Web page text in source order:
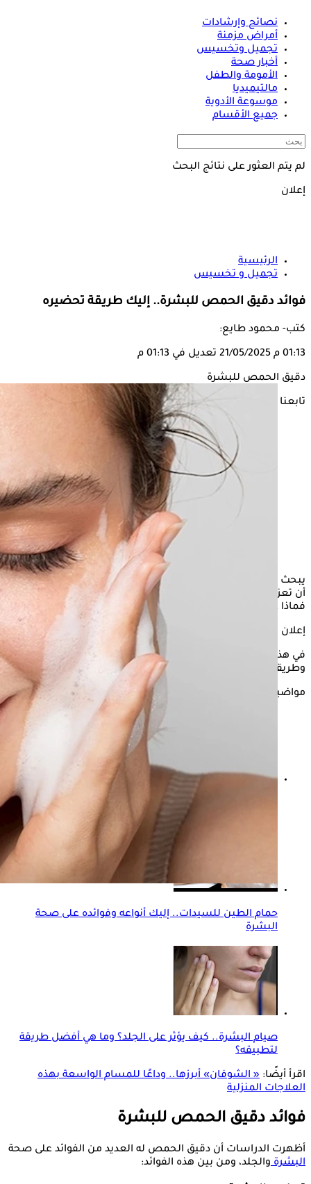
نصائح وإرشادات
أمراض مزمنة
تجميل وتخسيس
أخبار صحة
الأمومة والطفل
مالتيميديا
موسوعة الأدوية
جميع الأقسام
لم يتم العثور على نتائج البحث
إعلان
الرئيسية
تجميل و تخسيس
فوائد دقيق الحمص للبشرة.. إليك طريقة تحضيره
كتب- محمود طايع:
01:13 م 21/05/2025 تعديل في 01:13 م
دقيق الحمص للبشرة
تابعنا على
يبحث العديد من الأشخاص عن بعض الحلول المنزلية، التي يمكن
أن تعزز من صحة البشرة، ومن بين هذه الحلول هو دقيق الحمص،
فماذا عن فوائده وطريقة تحضيره.
إعلان
في هذا الشأن، يستعرض "الكونسلتو" فوائد دقيق الحمص
للبشرة
وطريقة تحضيره، وذلك وفقًا لما جاء بموقع the health site
مواضيع ذات صلة
حمام الطين للسيدات.. إليك أنواعه وفوائده على صحة
البشرة
صيام البشرة.. كيف يؤثر على الجلد؟ وما هي أفضل طريقة
لتطبيقه؟
اقرأ أيضًا: « الشوفان» أبرزها.. وداعًا للمسام الواسعة بهذه
العلاجات المنزلية
فوائد دقيق الحمص للبشرة
أظهرت الدراسات أن دقيق الحمص له العديد من الفوائد على صحة
البشرةوالجلد، ومن بين هذه الفوائد: